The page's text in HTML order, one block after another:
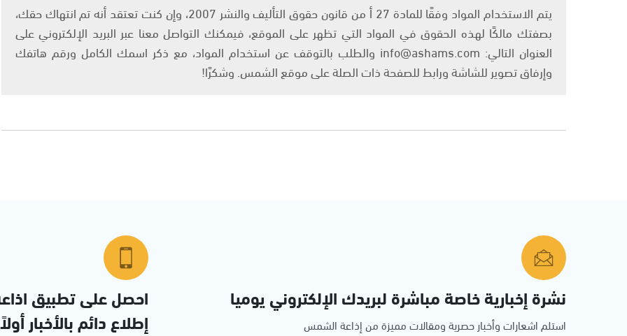
يتم الاستخدام المواد وفقًا للمادة 27 أ من قانون حقوق التأليف والنشر 2007، وإن كنت تعتقد أنه تم انتهاك حقك،
بصفتك مالكًا لهذه الحقوق في المواد التي تظهر على الموقع، فيمكنك التواصل معنا عبر البريد الإلكتروني على
العنوان التالي: info@ashams.com والطلب بالتوقف عن استخدام المواد، مع ذكر اسمك الكامل ورقم هاتفك
وإرفاق تصوير للشاشة ورابط للصفحة ذات الصلة على موقع الشمس. وشكرًا!
نشرة إخبارية خاصة مباشرة لبريدك الإلكتروني يوميا
استلم اشعارات وأخبار حصرية ومقالات مميزة من إذاعة الشمس
احصل على تطبيق
إطلاع دائم بالأخبار